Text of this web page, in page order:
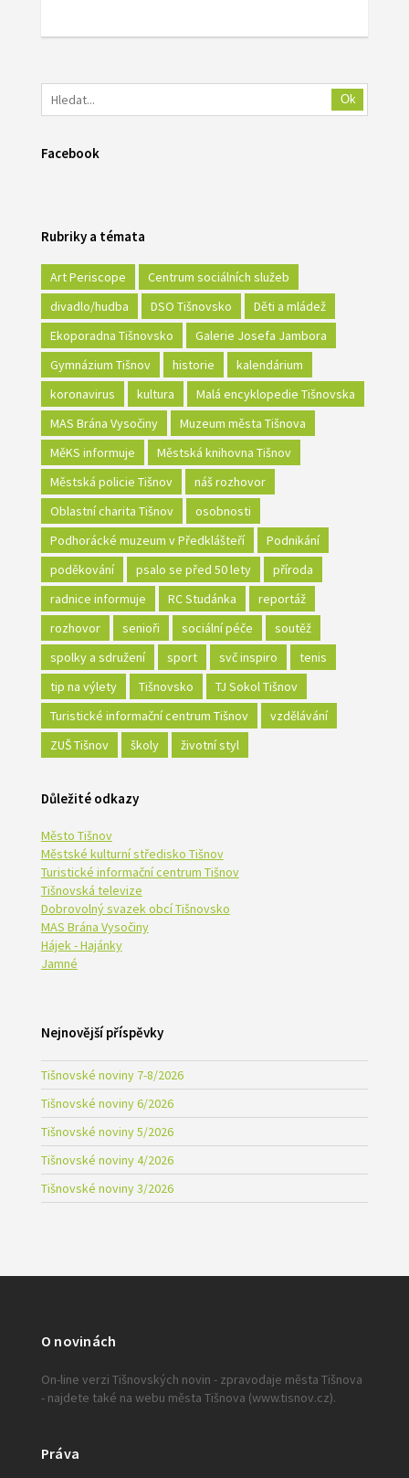
Ok
Facebook
Rubriky a témata
Art Periscope
Centrum sociálních služeb
divadlo/hudba
DSO Tišnovsko
Děti a mládež
Ekoporadna Tišnovsko
Galerie Josefa Jambora
Gymnázium Tišnov
historie
kalendárium
koronavirus
kultura
Malá encyklopedie Tišnovska
MAS Brána Vysočiny
Muzeum města Tišnova
MěKS informuje
Městská knihovna Tišnov
Městská policie Tišnov
náš rozhovor
Oblastní charita Tišnov
osobnosti
Podhorácké muzeum v Předklášteří
Podnikání
poděkování
psalo se před 50 lety
příroda
radnice informuje
RC Studánka
reportáž
rozhovor
senioři sociální péče
soutěž
spolky a sdružení
sport svč inspiro
tenis
tip na výlety
Tišnovsko
TJ Sokol Tišnov
Turistické informační centrum Tišnov
vzdělávání
ZUŠ Tišnov
školy životní styl
Důležité odkazy
Město Tišnov
Městské kulturní středisko Tišnov
Turistické informační centrum Tišnov
Tišnovská televize
Dobrovolný svazek obcí Tišnovsko
MAS Brána Vysočiny
Hájek - Hajánky
Jamné
Nejnovější příspěvky
Tišnovské noviny 7-8/2026
Tišnovské noviny 6/2026
Tišnovské noviny 5/2026
Tišnovské noviny 4/2026
Tišnovské noviny 3/2026
O novinách
On-line verzi Tišnovských novin - zpravodaje města Tišnova
- najdete také na webu města Tišnova (www.tisnov.cz).
Práva